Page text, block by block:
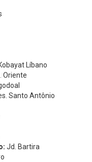
Líbano
Oriente
Santo Antônio
Jd. Bartira